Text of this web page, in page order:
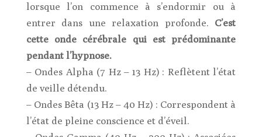
lorsque l’on commence à s’endormir ou à
entrer dans une relaxation profonde. C’est
cette onde cérébrale qui est prédominante
pendant l’hypnose.
– Ondes Alpha (7 Hz – 13 Hz) : Reflètent l’état
de veille détendu.
– Ondes Bêta (13 Hz – 40 Hz) : Correspondent à
l’état de pleine conscience et d’éveil.